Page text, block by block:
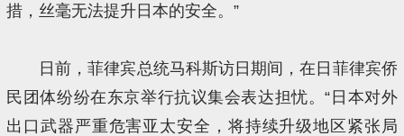
措，丝毫无法提升日本的安全。”
日前，菲律宾总统马科斯访日期间，在日菲律宾侨
民团体纷纷在东京举行抗议集会表达担忧。“日本对外
出口武器严重危害亚太安全，将持续升级地区紧张局